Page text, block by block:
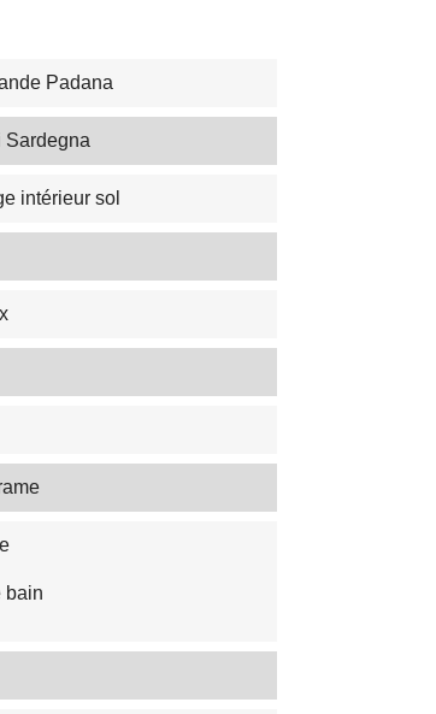
Padana
Sardegna
intérieur sol
bain